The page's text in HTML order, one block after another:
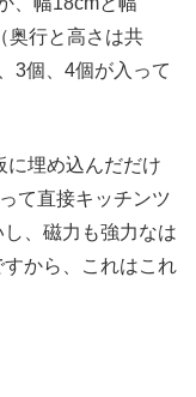
奥行と高さは共
3個、4個が入って
に埋め込んだだけ
て直接キッチンツ
、磁力も強力なは
から、これはこれ